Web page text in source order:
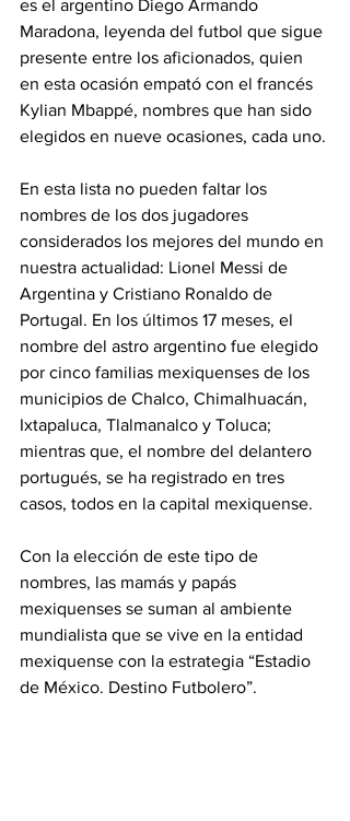
es el argentino Diego Armando
Maradona, leyenda del futbol que sigue
presente entre los aficionados, quien
en esta ocasión empató con el francés
Kylian Mbappé, nombres que han sido
elegidos en nueve ocasiones, cada uno.
En esta lista no pueden faltar los
nombres de los dos jugadores
considerados los mejores del mundo en
nuestra actualidad: Lionel Messi de
Argentina y Cristiano Ronaldo de
Portugal. En los últimos 17 meses, el
nombre del astro argentino fue elegido
por cinco familias mexiquenses de los
municipios de Chalco, Chimalhuacán,
Ixtapaluca, Tlalmanalco y Toluca;
mientras que, el nombre del delantero
portugués, se ha registrado en tres
casos, todos en la capital mexiquense.
Con la elección de este tipo de
nombres, las mamás y papás
mexiquenses se suman al ambiente
mundialista que se vive en la entidad
mexiquense con la estrategia “Estadio
de México. Destino Futbolero”.